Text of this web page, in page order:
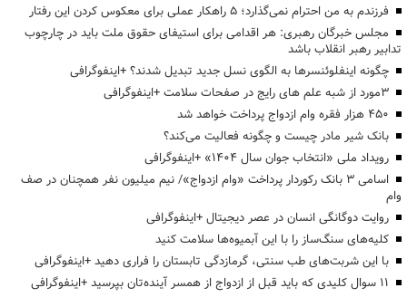
فرزندم به من احترام نمی‌گذارد؛ ۵ راهکار عملی برای معکوس کردن این رفتار
مجلس خبرگان رهبری: هر اقدامی برای استیفای حقوق ملت باید در چارچوب
تدابیر رهبر انقلاب باشد
چگونه اینفلوئنسرها به الگوی نسل جدید تبدیل شدند؟ +اینفوگرافی
3مورد از شبه علم های رایج در صفحات سلامت +اینفوگرافی
۴۵۰ هزار فقره وام ازدواج پرداخت خواهد شد
بانک شیر مادر چیست و چگونه فعالیت می‌کند؟
رویداد ملی «انتخاب جوان سال ۱۴۰۴» +اینفوگرافی
اسامی ۳ بانک رکوردار پرداخت «وام ازدواج»/ نیم میلیون نفر همچنان در صف
وام
روایت دوگانگی انسان در عصر دیجیتال +اینفوگرافی
کلیه‌های سنگ‌ساز را با این آبمیوه‌ها سلامت کنید
با این شربت‌های طب سنتی، گرمازدگی تابستان را فراری دهید +اینفوگرافی
۱۱ سوال کلیدی که باید قبل از ازدواج از همسر آینده‌تان بپرسید +اینفوگرافی